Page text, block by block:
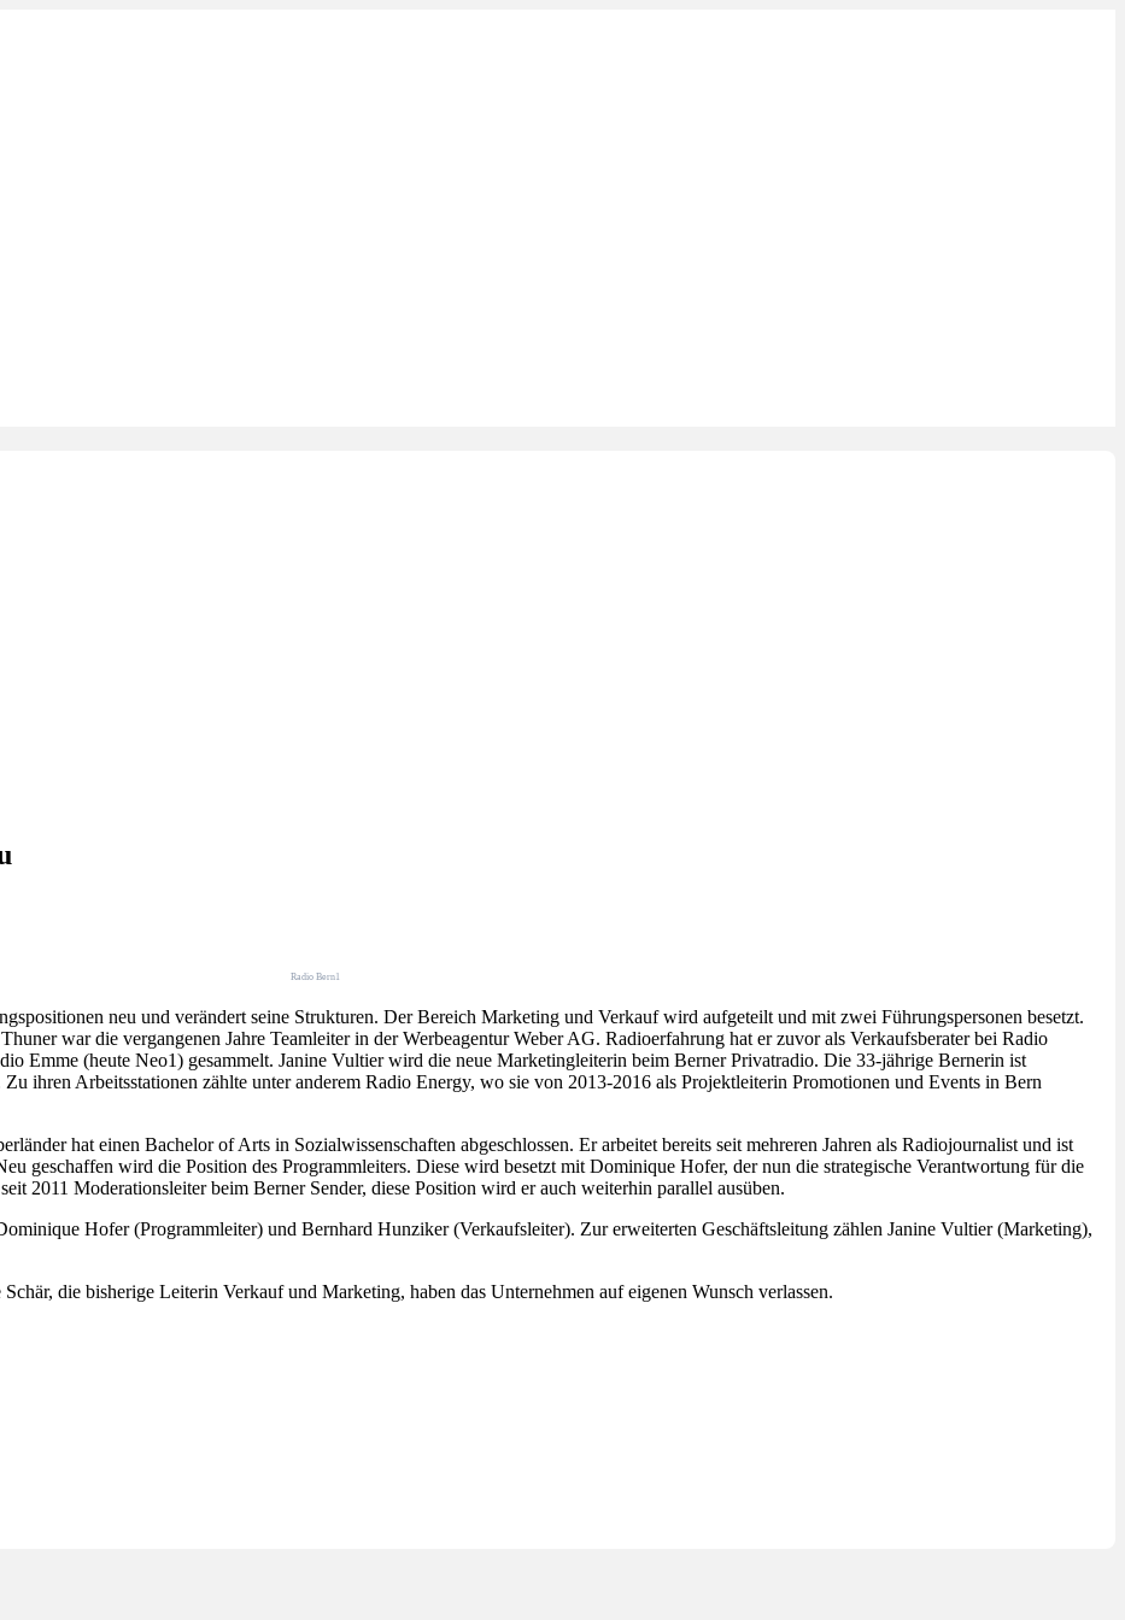
Radio Bern1
neu und verändert seine Strukturen. Der Bereich Marketing und Verkauf wird aufgeteilt und mit zwei Führungspersonen besetzt.
war die vergangenen Jahre Teamleiter in der Werbeagentur Weber AG. Radioerfahrung hat er zuvor als Verkaufsberater bei Radio
Emme (heute Neo1) gesammelt. Janine Vultier wird die neue Marketingleiterin beim Berner Privatradio. Die 33-jährige Bernerin ist
ihren Arbeitsstationen zählte unter anderem Radio Energy, wo sie von 2013-2016 als Projektleiterin Promotionen und Events in Bern
hat einen Bachelor of Arts in Sozialwissenschaften abgeschlossen. Er arbeitet bereits seit mehreren Jahren als Radiojournalist und ist
geschaffen wird die Position des Programmleiters. Diese wird besetzt mit Dominique Hofer, der nun die strategische Verantwortung für die
2011 Moderationsleiter beim Berner Sender, diese Position wird er auch weiterhin parallel ausüben.
Hofer (Programmleiter) und Bernhard Hunziker (Verkaufsleiter). Zur erweiterten Geschäftsleitung zählen Janine Vultier (Marketing),
die bisherige Leiterin Verkauf und Marketing, haben das Unternehmen auf eigenen Wunsch verlassen.